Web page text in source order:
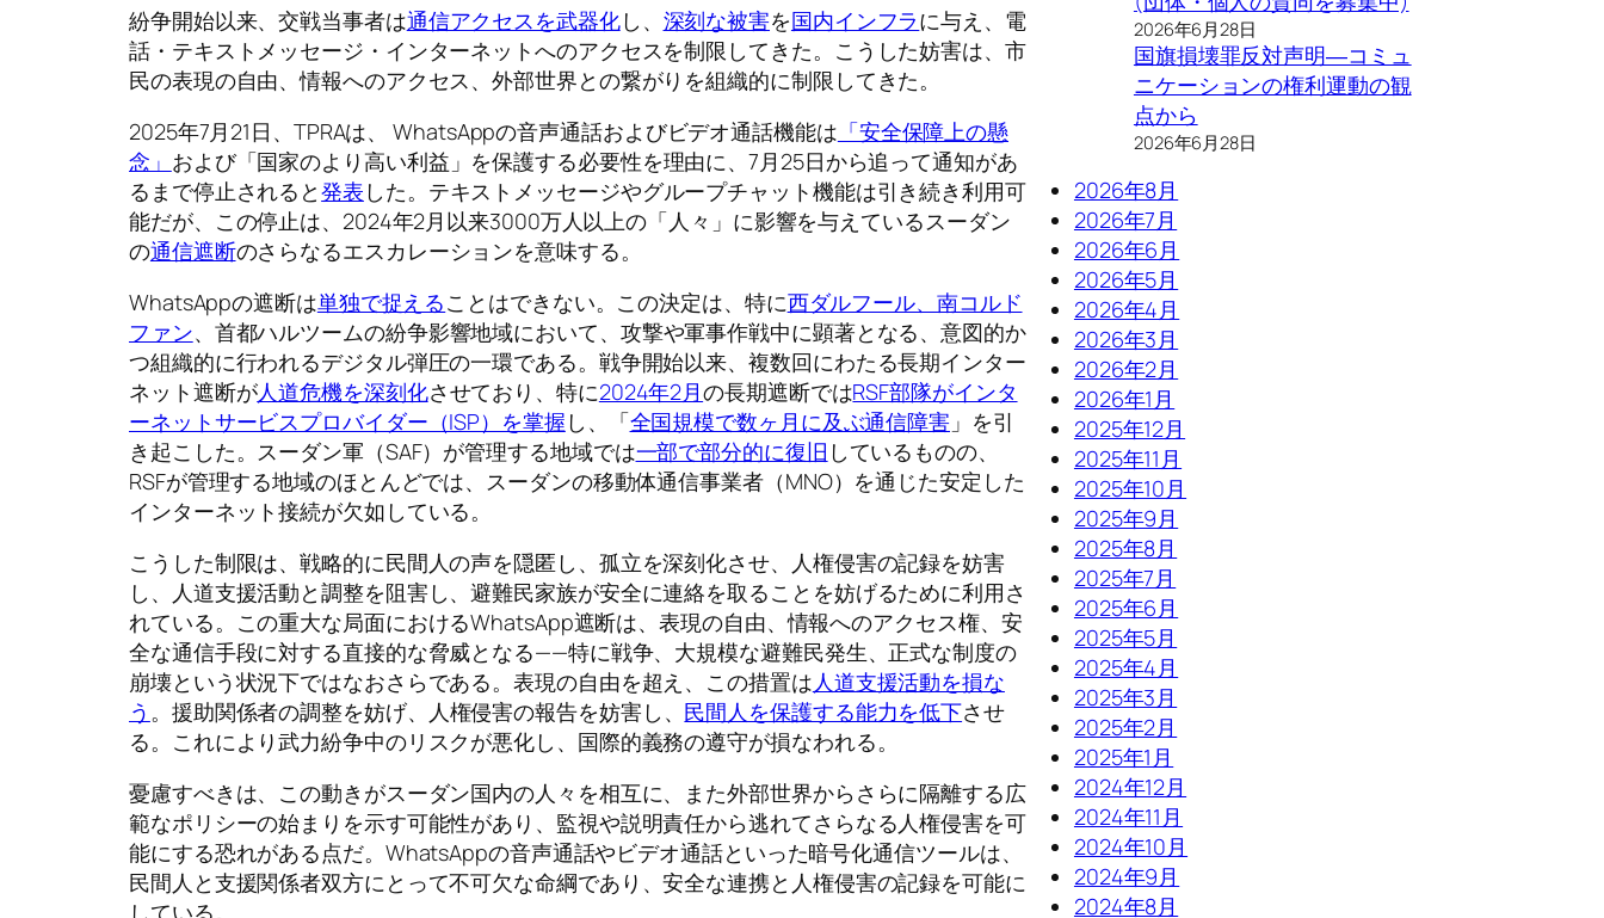
紛争開始以来、交戦当事者は通信アクセスを武器化し、 深刻な被害を国内インフラに与え、電
話・テキストメッセージ・インターネットへのアクセスを制限してきた。こうした妨害は、市
民の表現の自由、情報へのアクセス、外部世界との繋がりを組織的に制限してきた。
2025年7月21日、TPRAは、 WhatsAppの音声通話およびビデオ通話機能は 「安全保障上の懸
念」 および「国家のより高い利益」を保護する必要性を理由に、7月25日から追って通知があ
るまで停止されると発表 した。テキストメッセージやグループチャット機能は引き続き利用可
能だが、この停止は、2024年2月以来3000万人以上の「人々」に影響を与えているスーダン
の通信遮断のさらなるエスカレーションを意味する。
WhatsAppの遮断は単独で捉えることはできない。この決定は、特に西ダルフール、南コルド
ファン、首都ハルツームの紛争影響地域において、攻撃や軍事作戦中に顕著となる、意図的か
つ組織的に行われるデジタル弾圧の一環である。戦争開始以来、複数回にわたる長期インター
ネット遮断が人道危機を深刻化させており、特に2024年2月の長期遮断ではRSF部隊がインタ
ーネットサービスプロバイダー（ISP）を掌握 し、「全国規模で数ヶ月に及ぶ通信障害 」を引
き起こした。スーダン軍（SAF）が管理する地域では一部で部分的に復旧 しているものの、
RSFが管理する地域のほとんどでは、スーダンの移動体通信事業者（MNO）を通じた安定した
インターネット接続が欠如している。
こうした制限は、戦略的に民間人の声を隠匿し、孤立を深刻化させ、人権侵害の記録を妨害
し、人道支援活動と調整を阻害し、避難民家族が安全に連絡を取ることを妨げるために利用さ
れている。この重大な局面におけるWhatsApp遮断は、表現の自由、情報へのアクセス権、安
全な通信手段に対する直接的な脅威となる——特に戦争、大規模な避難民発生、正式な制度の
崩壊という状況下ではなおさらである。表現の自由を超え、この措置は人道支援活動を損な
う 。援助関係者の調整を妨げ、人権侵害の報告を妨害し、 民間人を保護する能力を低下させ
る。これにより武力紛争中のリスクが悪化し、国際的義務の遵守が損なわれる。
憂慮すべきは、この動きがスーダン国内の人々を相互に、また外部世界からさらに隔離する広
範なポリシーの始まりを示す可能性があり、監視や説明責任から逃れてさらなる人権侵害を可
能にする恐れがある点だ。WhatsAppの音声通話やビデオ通話といった暗号化通信ツールは、
民間人と支援関係者双方にとって不可欠な命綱であり、安全な連携と人権侵害の記録を可能に
している。
2026年6月28日
国旗損壊罪反対声明―コミュ
ニケーションの権利運動の観
点から
2026年6月28日
2026年8月
2026年7月
2026年6月
2026年5月
2026年4月
2026年3月
2026年2月
2026年1月
2025年12月
2025年11月
2025年10月
2025年9月
2025年8月
2025年7月
2025年6月
2025年5月
2025年4月
2025年3月
2025年2月
2025年1月
2024年12月
2024年11月
2024年10月
2024年9月
2024年8月